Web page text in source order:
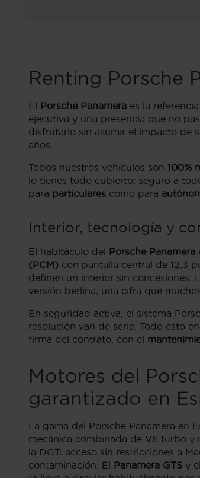
Renting Porsche
El Porsche Panamera es la
ejecutiva y una presencia que no
disfrutarlo sin asumir el impacto de
años.
Todos nuestros vehículos son 100%
lo tienes todo cubierto: seguro a
para particulares como para
Interior, tecnología y
El habitáculo del Porsche Panamera
(PCM) con pantalla central de 12,3
definen un interior sin concesiones.
versión berlina, una cifra que
En seguridad activa, el sistema
resolución van de serie. Todo esto
firma del contrato, con el
Motores del
garantizado en
La gama del Porsche Panamera en
mecánica combinada de V6 turbo y
la DGT: acceso sin restricciones a
contaminación. El Panamera GTS y el